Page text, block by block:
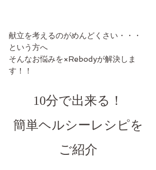
献立を考えるのがめんどくさい・・・
という方へ
そんなお悩みを×Rebodyが解決しま
す！！
10分で出来る！
簡単ヘルシーレシピを
ご紹介